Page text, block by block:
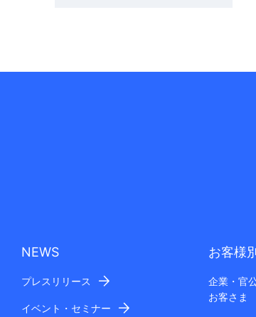
NEWS
プレスリリース
イベント・セミナー
お客様
企業・官
お客さま